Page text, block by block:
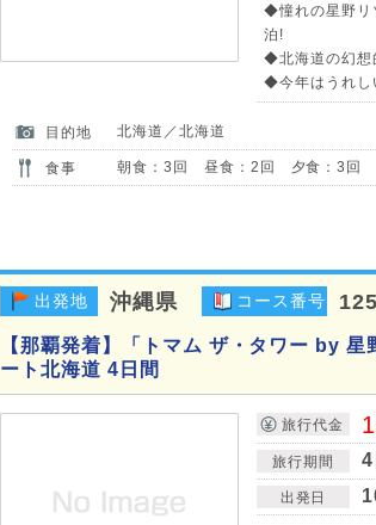
◆憧れの星野リ
泊!
◆北海道の幻想
◆今年はうれし
目的地 北海道／北海道
食事 朝食：3回 昼食：2回 夕食：3回
出発地 沖縄県 コース番号
【那覇発着】「トマム ザ・タワー by
ート北海道 4日間
旅行代金
旅行期間 4
出発日